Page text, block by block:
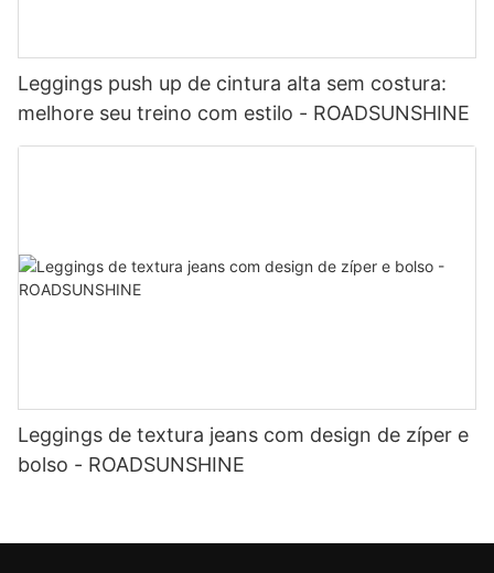
Leggings push up de cintura alta sem costura:
melhore seu treino com estilo - ROADSUNSHINE
Leggings de textura jeans com design de zíper e
bolso - ROADSUNSHINE